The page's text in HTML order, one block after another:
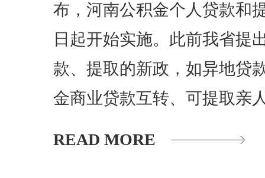
布，河南公积金个人贷款和
日起开始实施。此前我省提
款、提取的新政，如异地贷
金商业贷款互转、可提取亲
READ MORE